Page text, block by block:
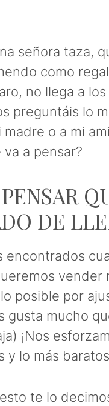
señora taza,
como
no llega a
preguntáis lo
o a mi
a pensar?
DE
encontrados
vender
posible por
gusta mucho
¡Nos
y lo más
te lo